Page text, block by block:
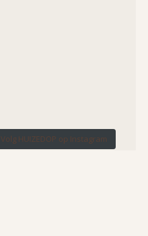
Volg HUIZEDOP op Instagram